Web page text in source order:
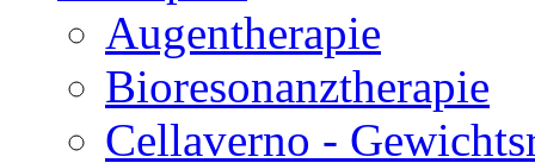
Augentherapie
Bioresonanztherapie
Cellaverno -